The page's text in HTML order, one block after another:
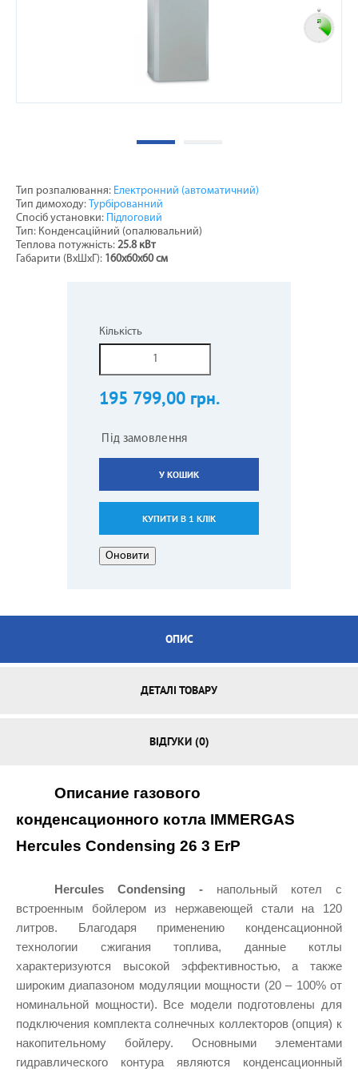
Тип розпалювання: Електронний (автоматичний)
Тип димоходу: Турбірованний
Спосіб установки: Підлоговий
Тип: Конденсаційний (опалювальний)
Теплова потужність: 25.8 кВт
Габарити (ВхШхГ): 160x60x60 см
Кількість
195 799,00 грн.
Під замовлення
У КОШИК
КУПИТИ В 1 КЛІК
ОПИС
ДЕТАЛІ ТОВАРУ
ВІДГУКИ (0)
Описание газового
конденсационного котла IMMERGAS
Hercules Condensing 26 3 ErP
Hercules Сondensing - напольный котел с
встроенным бойлером из нержавеющей стали на 120
литров. Благодаря применению конденсационной
технологии сжигания топлива, данные котлы
характеризуются высокой эффективностью, а также
широким диапазоном модуляции мощности (20 – 100% от
номинальной мощности). Все модели подготовлены для
подключения комплекта солнечных коллекторов (опция) к
накопительному бойлеру. Основными элементами
гидравлического контура являются конденсационный